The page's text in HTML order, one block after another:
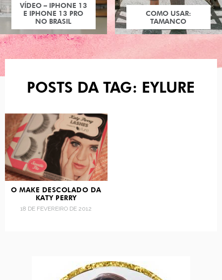
VÍDEO – IPHONE 13
E IPHONE 13 PRO
NO BRASIL
COMO USAR:
TAMANCO
POSTS DA TAG: EYLURE
O MAKE DESCOLADO DA
KATY PERRY
18 DE FEVEREIRO DE 2012